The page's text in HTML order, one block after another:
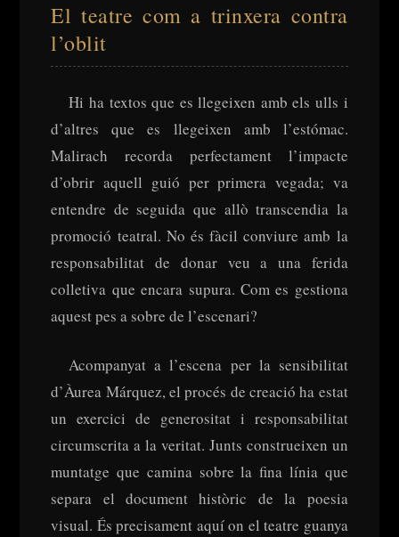
El teatre com a trinxera contra
l’oblit
Hi ha textos que es llegeixen amb els ulls i
d’altres que es llegeixen amb l’estómac.
Malirach recorda perfectament l’impacte
d’obrir aquell guió per primera vegada; va
entendre de seguida que allò transcendia la
promoció teatral. No és fàcil conviure amb la
responsabilitat de donar veu a una ferida
colletiva que encara supura. Com es gestiona
aquest pes a sobre de l’escenari?
Acompanyat a l’escena per la sensibilitat
d’Àurea Márquez, el procés de creació ha estat
un exercici de generositat i responsabilitat
circumscrita a la veritat. Junts construeixen un
muntatge que camina sobre la fina línia que
separa el document històric de la poesia
visual. És precisament aquí on el teatre guanya